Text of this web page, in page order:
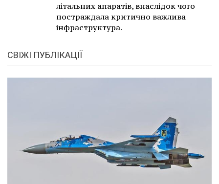
літальних апаратів, внаслідок чого
постраждала критично важлива
інфраструктура.
СВІЖІ ПУБЛІКАЦІЇ